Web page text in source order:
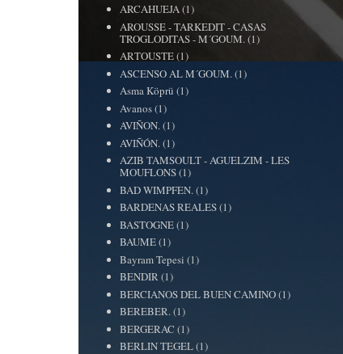
ARCAHUEJA(1)
AROUSSE - TARKEDIT - CASAS
TROGLODITAS - M´GOUM. (1)
ARTOUSTE(1)
ASCENSO AL M´GOUM. (1)
Asma Köprü (1)
Avanos(1)
AVIÑON.(1)
AVIÑÓN. (1)
AZIB TAMSOULT - AGUELZIM - LES
MOUFLONS(1)
BAD WIMPFEN. (1)
BARDENAS REALES(1)
BASTOGNE(1)
BAUME(1)
Bayram Tepesi (1)
BENDIR(1)
BERCIANOS DEL BUEN CAMINO(1)
BEREBER.(1)
BERGERAC (1)
BERLIN TEGEL(1)